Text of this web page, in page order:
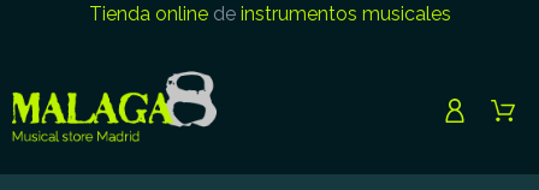
Tienda onlinede instrumentos musicales